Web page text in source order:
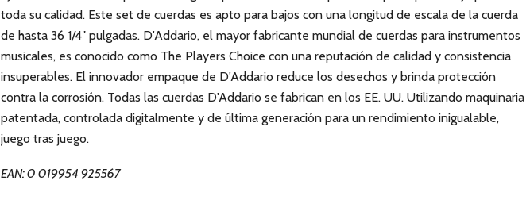
toda su calidad. Este set de cuerdas es apto para bajos con una longitud de escala de la cuerda
de hasta 36 1/4″ pulgadas. D'Addario, el mayor fabricante mundial de cuerdas para instrumentos
musicales, es conocido como The Players Choice con una reputación de calidad y consistencia
insuperables. El innovador empaque de D'Addario reduce los desechos y brinda protección
contra la corrosión. Todas las cuerdas D'Addario se fabrican en los EE. UU. Utilizando maquinaria
patentada, controlada digitalmente y de última generación para un rendimiento inigualable,
juego tras juego.
EAN: 0 019954 925567